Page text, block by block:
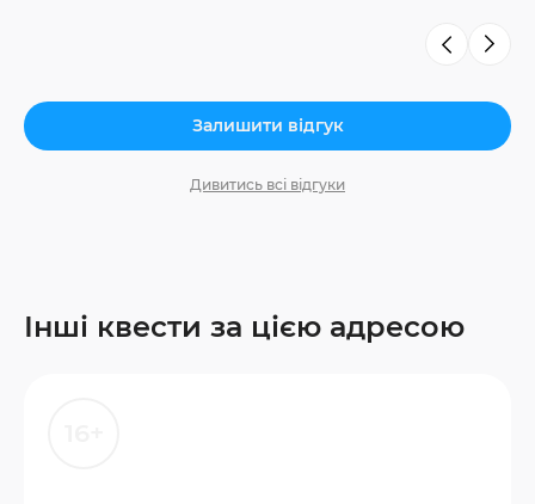
Залишити відгук
Дивитись всі відгуки
Інші квести за цією адресою